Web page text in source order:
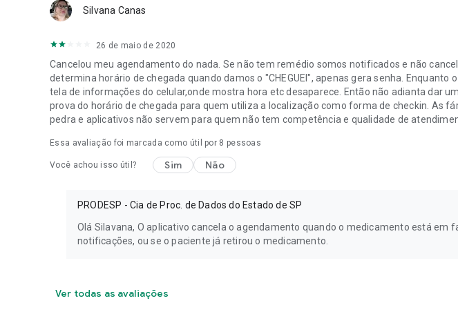
Silvana Canas
26 de maio de 2020
Cancelou meu agendamento do nada. Se não tem remédio somos notificados e não
determina horário de chegada quando damos o "CHEGUEI", apenas gera senha. Enquanto
tela de informações do celular,onde mostra hora etc desaparece. Então não adianta dar
prova do horário de chegada para quem utiliza a localização como forma de checkin. As
pedra e aplicativos não servem para quem não tem competência e qualidade de
Essa avaliação foi marcada como útil por 8 pessoas
Você achou isso útil? Sim Não
PRODESP - Cia de Proc. de Dados do Estado de SP
Olá Silavana, O aplicativo cancela o agendamento quando o medicamento está em
notificações, ou se o paciente já retirou o medicamento.
Ver todas as avaliações